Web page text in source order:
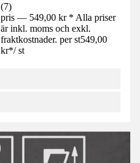
(7)
pris — 549,00 kr * Alla priser
är inkl. moms och exkl.
fraktkostnader. per st549,00
kr*/ st